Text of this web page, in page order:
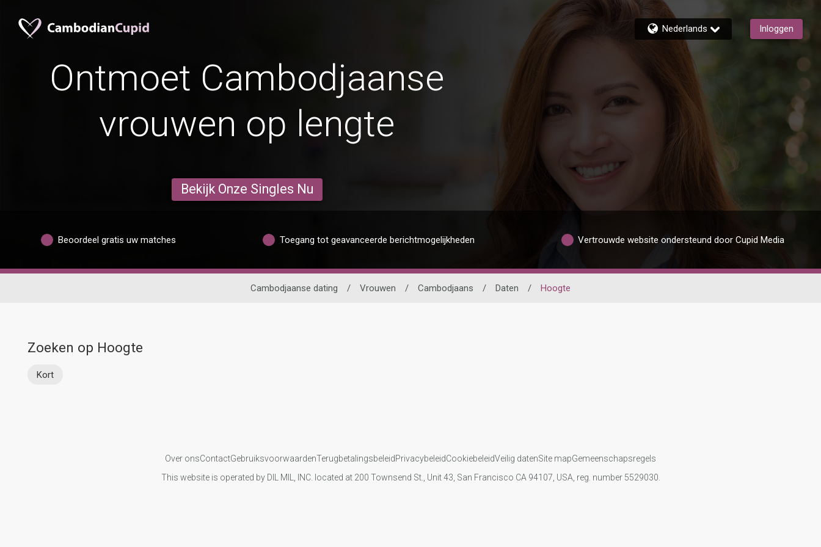
Nederlands Inloggen
Ontmoet Cambodjaanse
vrouwen op lengte
Bekijk Onze Singles Nu
Beoordeel gratis uw matches Toegang tot geavanceerde berichtmogelijkheden Vertrouwde website ondersteund door Cupid Media
Cambodjaanse dating / Vrouwen / Cambodjaans / Daten / Hoogte
Zoeken op Hoogte
Kort
Over onsContactGebruiksvoorwaardenTerugbetalingsbeleidPrivacybeleidCookiebeleidVeilig datenSite mapGemeenschapsregels
This website is operated by DIL MIL, INC. located at 200 Townsend St., Unit 43, San Francisco CA 94107, USA, reg. number 5529030.